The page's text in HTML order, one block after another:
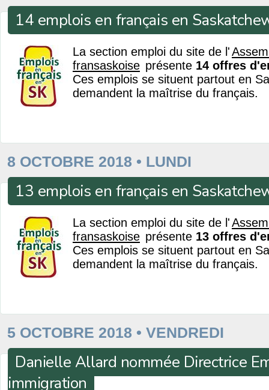
14 emplois en français en
La section emploi du site de l'
fransaskoise présente 14 offres
Ces emplois se situent partout en
demandent la maîtrise du français.
8 OCTOBRE 2018 • LUNDI
13 emplois en français en
La section emploi du site de l'
fransaskoise présente 13 offres
Ces emplois se situent partout en
demandent la maîtrise du français.
5 OCTOBRE 2018 • VENDREDI
Danielle Allard nommée Directrice
immigration